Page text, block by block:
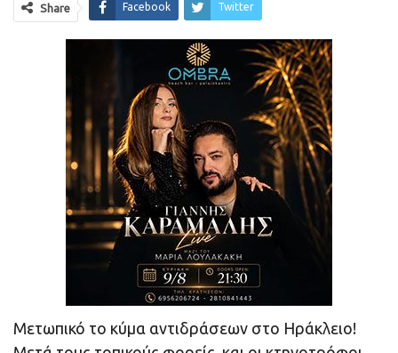
Share Facebook Twitter
Μετωπικό το κύμα αντιδράσεων στο Ηράκλειο!